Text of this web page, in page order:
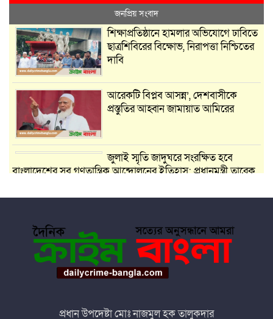
জনপ্রিয় সংবাদ
শিক্ষাপ্রতিষ্ঠানে হামলার অভিযোগে ঢাবিতে
ছাত্রশিবিরের বিক্ষোভ, নিরাপত্তা নিশ্চিতের
দাবি
আরেকটি বিপ্লব আসন্ন’, দেশবাসীকে
প্রস্তুতির আহ্বান জামায়াত আমিরের
জুলাই স্মৃতি জাদুঘরে সংরক্ষিত হবে
বাংলাদেশের সব গণতান্ত্রিক আন্দোলনের ইতিহাস: প্রধানমন্ত্রী তারেক
রদবদলের আভাস, পরিবর্তনের তালিকায়
একাধিক মন্ত্রী-প্রতিমন্ত্রী
জলবায়ু পরিবর্তন মোকাবিলায়
প্রধান উপদেষ্টা মোঃ নাজমুল হক তালুকদার